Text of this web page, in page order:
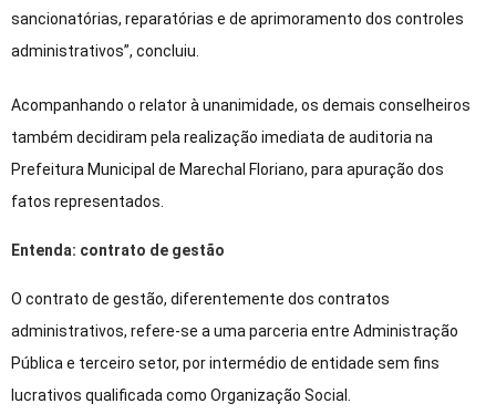
sancionatórias, reparatórias e de aprimoramento dos controles
administrativos”, concluiu.
Acompanhando o relator à unanimidade, os demais conselheiros
também decidiram pela realização imediata de auditoria na
Prefeitura Municipal de Marechal Floriano, para apuração dos
fatos representados.
Entenda: contrato de gestão
O contrato de gestão, diferentemente dos contratos
administrativos, refere-se a uma parceria entre Administração
Pública e terceiro setor, por intermédio de entidade sem fins
lucrativos qualificada como Organização Social.